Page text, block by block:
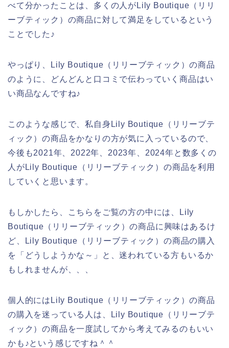
べて分かったことは、多くの人がLily Boutique（リリ
ーブティック）の商品に対して満足をしているという
ことでした♪
やっぱり、Lily Boutique（リリーブティック）の商品
のように、どんどんと口コミで伝わっていく商品はい
い商品なんですね♪
このような感じで、私自身Lily Boutique（リリーブテ
ィック）の商品をかなりの方が気に入っているので、
今後も2021年、2022年、2023年、2024年と数多くの
人がLily Boutique（リリーブティック）の商品を利用
していくと思います。
もしかしたら、こちらをご覧の方の中には、Lily
Boutique（リリーブティック）の商品に興味はあるけ
ど、Lily Boutique（リリーブティック）の商品の購入
を「どうしようかな～」と、迷われている方もいるか
もしれませんが、、、
個人的にはLily Boutique（リリーブティック）の商品
の購入を迷っている人は、Lily Boutique（リリーブテ
ィック）の商品を一度試してから考えてみるのもいい
かも♪という感じですね＾＾